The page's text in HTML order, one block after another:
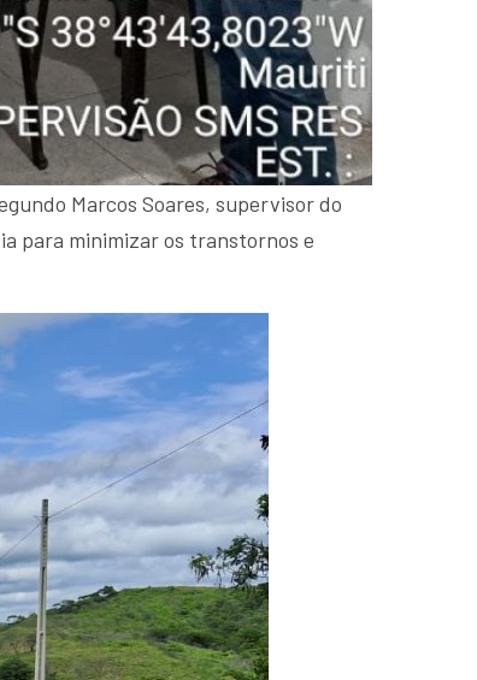
Marcos Soares, supervisor do
para minimizar os transtornos e